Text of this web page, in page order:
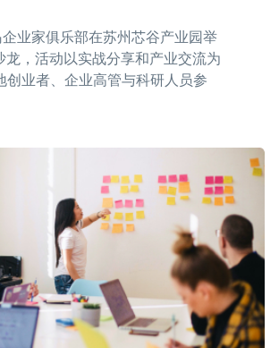
业家俱乐部在苏州芯谷产业园举
龙，活动以实战分享和产业交流为
创业者、企业高管与科研人员参